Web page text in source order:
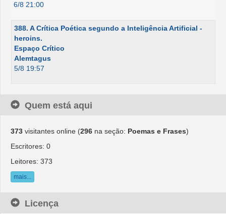
6/8 21:00
388. A Crítica Poética segundo a Inteligência Artificial -
heroins.
Espaço Crítico
Alemtagus
5/8 19:57
Quem está aqui
373 visitantes online (296 na seção: Poemas e Frases)
Escritores: 0
Leitores: 373
mais...
Licença